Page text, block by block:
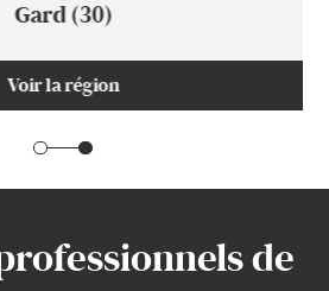
Gard (30)
Voir la région
de